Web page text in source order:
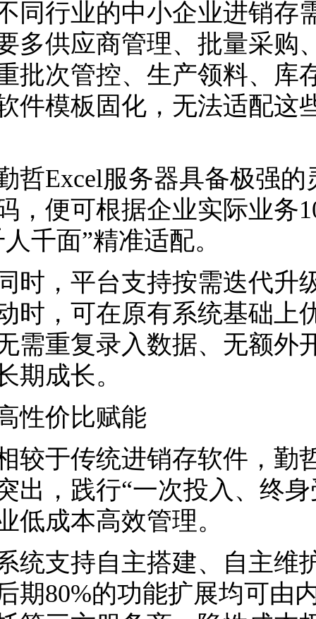
业的中小企业进销存需
多供应商管理、批量采购
批次管控、生产领料、库
件模板固化，无法适配这
服务器具备极强的
，便可根据企业实际业务
千面”精准适配。
平台支持按需迭代升级
时，可在原有系统基础上
需重复录入数据、无额外
期成长。
价比赋能
传统进销存软件，勤哲
出，践行“一次投入、终
低成本高效管理。
持自主搭建、自主维护
期80%的功能扩展均可由